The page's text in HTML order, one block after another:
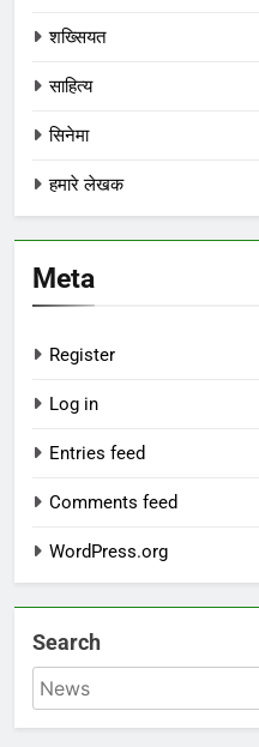
शख्सियत
साहित्य
सिनेमा
हमारे लेखक
Meta
Register
Log in
Entries feed
Comments feed
WordPress.org
Search